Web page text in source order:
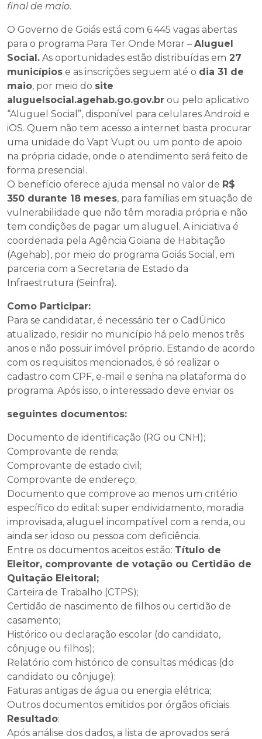
final de maio.
O Governo de Goiás está com 6.445 vagas abertas
para o programa Para Ter Onde Morar – Aluguel
Social. As oportunidades estão distribuídas em 27
municípios e as inscrições seguem até o dia 31 de
maio, por meio do site
aluguelsocial.agehab.go.gov.br ou pelo aplicativo
“Aluguel Social”, disponível para celulares Android e
iOS. Quem não tem acesso a internet basta procurar
uma unidade do Vapt Vupt ou um ponto de apoio
na própria cidade, onde o atendimento será feito de
forma presencial.
O benefício oferece ajuda mensal no valor de R$
350 durante 18 meses, para famílias em situação de
vulnerabilidade que não têm moradia própria e não
tem condições de pagar um aluguel. A iniciativa é
coordenada pela Agência Goiana de Habitação
(Agehab), por meio do programa Goiás Social, em
parceria com a Secretaria de Estado da
Infraestrutura (Seinfra).
Como Participar:
Para se candidatar, é necessário ter o CadÚnico
atualizado, residir no município há pelo menos três
anos e não possuir imóvel próprio. Estando de acordo
com os requisitos mencionados, é só realizar o
cadastro com CPF, e-mail e senha na plataforma do
programa. Após isso, o interessado deve enviar os
seguintes documentos:
Documento de identificação (RG ou CNH);
Comprovante de renda;
Comprovante de estado civil;
Comprovante de endereço;
Documento que comprove ao menos um critério
específico do edital: super endividamento, moradia
improvisada, aluguel incompatível com a renda, ou
ainda ser idoso ou pessoa com deficiência.
Entre os documentos aceitos estão: Título de
Eleitor, comprovante de votação ou Certidão de
Quitação Eleitoral;
Carteira de Trabalho (CTPS);
Certidão de nascimento de filhos ou certidão de
casamento;
Histórico ou declaração escolar (do candidato,
cônjuge ou filhos);
Relatório com histórico de consultas médicas (do
candidato ou cônjuge);
Faturas antigas de água ou energia elétrica;
Outros documentos emitidos por órgãos oficiais.
Resultado:
Após análise dos dados, a lista de aprovados será